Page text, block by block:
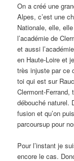
On a créé une
Alpes, c’est une
Nationale, elle,
l’académie de
et aussi
en Haute-Loire et
très injuste par ce
toi qui est sur
Clermont-Ferrand,
débouché naturel.
fusion et qu’on
parcoursup pour
Pour l’instant je
encore le cas.